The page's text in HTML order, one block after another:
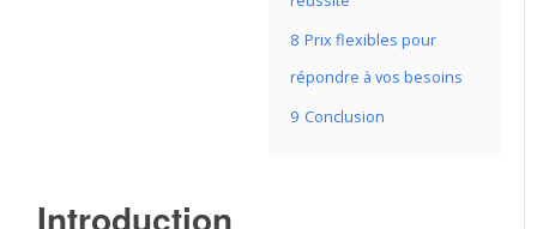
8 Prix flexibles pour
répondre à vos besoins
9 Conclusion
Introduction